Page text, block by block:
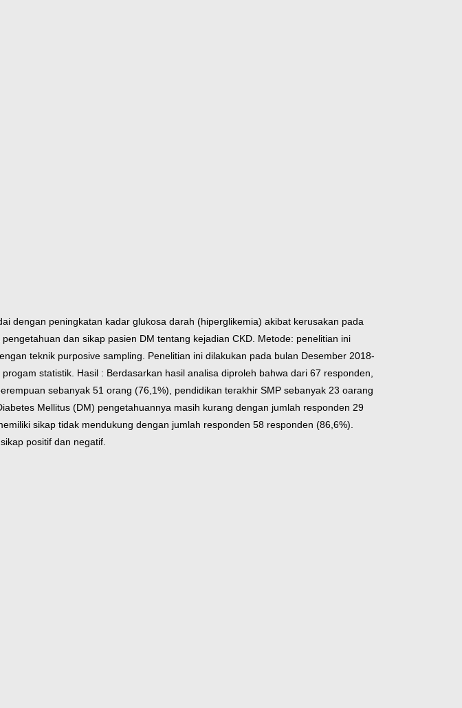
dengan peningkatan kadar glukosa darah (hiperglikemia) akibat kerusakan pada
dan sikap pasien DM tentang kejadian CKD. Metode: penelitian ini
teknik purposive sampling. Penelitian ini dilakukan pada bulan Desember 2018-
statistik. Hasil : Berdasarkan hasil analisa diproleh bahwa dari 67 responden,
sebanyak 51 orang (76,1%), pendidikan terakhir SMP sebanyak 23 oarang
Mellitus (DM) pengetahuannya masih kurang dengan jumlah responden 29
sikap tidak mendukung dengan jumlah responden 58 responden (86,6%).
positif dan negatif.